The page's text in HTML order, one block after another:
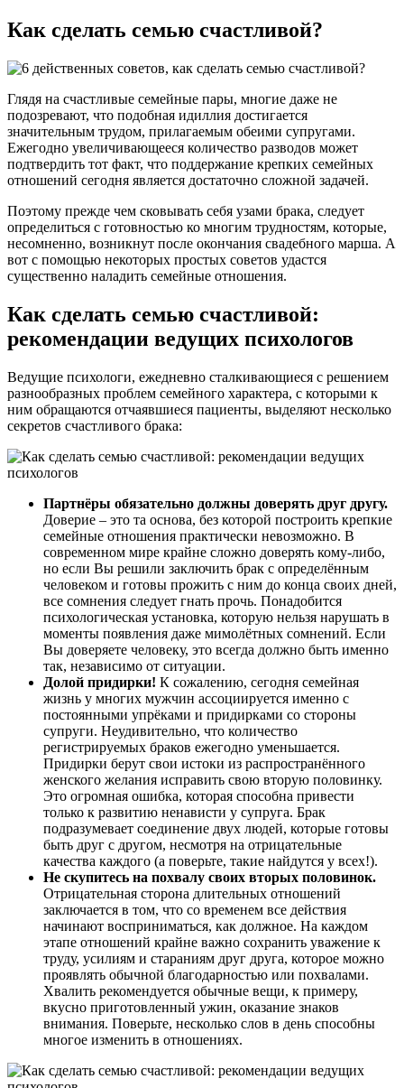
Как сделать семью счастливой?
Глядя на счастливые семейные пары, многие даже не
подозревают, что подобная идиллия достигается
значительным трудом, прилагаемым обеими супругами.
Ежегодно увеличивающееся количество разводов может
подтвердить тот факт, что поддержание крепких семейных
отношений сегодня является достаточно сложной задачей.
Поэтому прежде чем сковывать себя узами брака, следует
определиться с готовностью ко многим трудностям, которые,
несомненно, возникнут после окончания свадебного марша. А
вот с помощью некоторых простых советов удастся
существенно наладить семейные отношения.
Как сделать семью счастливой:
рекомендации ведущих психологов
Ведущие психологи, ежедневно сталкивающиеся с решением
разнообразных проблем семейного характера, с которыми к
ним обращаются отчаявшиеся пациенты, выделяют несколько
секретов счастливого брака:
Партнёры обязательно должны доверять друг другу.
Доверие – это та основа, без которой построить крепкие
семейные отношения практически невозможно. В
современном мире крайне сложно доверять кому-либо,
но если Вы решили заключить брак с определённым
человеком и готовы прожить с ним до конца своих дней,
все сомнения следует гнать прочь. Понадобится
психологическая установка, которую нельзя нарушать в
моменты появления даже мимолётных сомнений. Если
Вы доверяете человеку, это всегда должно быть именно
так, независимо от ситуации.
Долой придирки! К сожалению, сегодня семейная
жизнь у многих мужчин ассоциируется именно с
постоянными упрёками и придирками со стороны
супруги. Неудивительно, что количество
регистрируемых браков ежегодно уменьшается.
Придирки берут свои истоки из распространённого
женского желания исправить свою вторую половинку.
Это огромная ошибка, которая способна привести
только к развитию ненависти у супруга. Брак
подразумевает соединение двух людей, которые готовы
быть друг с другом, несмотря на отрицательные
качества каждого (а поверьте, такие найдутся у всех!).
Не скупитесь на похвалу своих вторых половинок.
Отрицательная сторона длительных отношений
заключается в том, что со временем все действия
начинают восприниматься, как должное. На каждом
этапе отношений крайне важно сохранить уважение к
труду, усилиям и стараниям друг друга, которое можно
проявлять обычной благодарностью или похвалами.
Хвалить рекомендуется обычные вещи, к примеру,
вкусно приготовленный ужин, оказание знаков
внимания. Поверьте, несколько слов в день способны
многое изменить в отношениях.